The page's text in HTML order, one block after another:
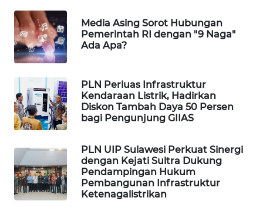
Media Asing Sorot Hubungan
Pemerintah RI dengan "9 Naga"
Ada Apa?
PLN Perluas Infrastruktur
Kendaraan Listrik, Hadirkan
Diskon Tambah Daya 50 Persen
bagi Pengunjung GIIAS
PLN UIP Sulawesi Perkuat Sinergi
dengan Kejati Sultra Dukung
Pendampingan Hukum
Pembangunan Infrastruktur
Ketenagalistrikan
WAHANANEWS
NET
WAHANA
WAHANA
UMKM
WAHANA
WAHANA
PERSONA